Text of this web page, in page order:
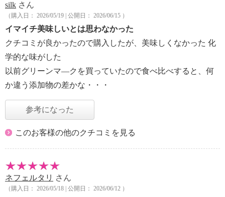
silk さん
（購入日： 2026/05/19 | 公開日： 2026/06/15 ）
イマイチ美味しいとは思わなかった
クチコミが良かったので購入したが、美味しくなかった 化
学的な味がした
以前グリーンマ—クを買っていたので食べ比べすると、何
か違う添加物の差かな・・・
参考になった
このお客様の他のクチコミを見る
ネフェルタリ さん
（購入日： 2026/05/18 | 公開日： 2026/06/12 ）